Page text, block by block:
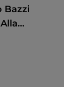
Bazzi